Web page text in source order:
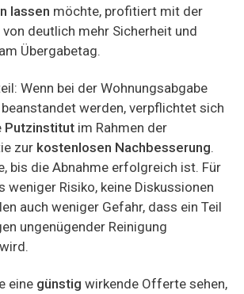
lassen möchte, profitiert mit der
deutlich mehr Sicherheit und
Übergabetag.
Wenn bei der Wohnungsabgabe
werden, verpflichtet sich
Putzinstitut im Rahmen der
zur kostenlosen Nachbesserung.
bis die Abnahme erfolgreich ist. Für
weniger Risiko, keine Diskussionen
auch weniger Gefahr, dass ein Teil
ungenügender Reinigung
eine günstig wirkende Offerte sehen,